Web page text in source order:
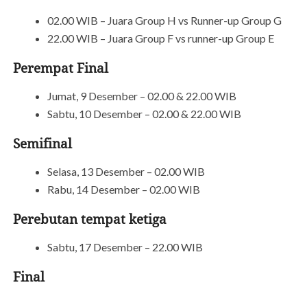
02.00 WIB – Juara Group H vs Runner-up Group G
22.00 WIB – Juara Group F vs runner-up Group E
Perempat Final
Jumat, 9 Desember – 02.00 & 22.00 WIB
Sabtu, 10 Desember – 02.00 & 22.00 WIB
Semifinal
Selasa, 13 Desember – 02.00 WIB
Rabu, 14 Desember – 02.00 WIB
Perebutan tempat ketiga
Sabtu, 17 Desember – 22.00 WIB
Final